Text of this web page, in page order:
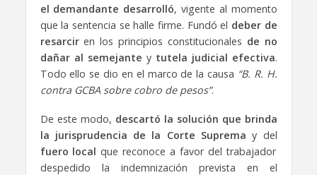
el demandante desarrolló, vigente al momento
que la sentencia se halle firme. Fundó el deber de
resarciren los principios constitucionales de no
dañar al semejante ytutela judicial efectiva.
Todo ello se dio en el marco de la causa “B. R. H.
contra GCBA sobre cobro de pesos”.
De este modo, descartó la solución que brinda
la jurisprudencia de la Corte Supremay del
fuero localque reconoce a favor del trabajador
despedido la indemnización prevista en el